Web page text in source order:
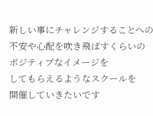
新しい事にチャレンジすることへの
不安や心配を吹き飛ばすくらいの
ポジティブなイメージを
してもらえるようなスクールを
開催していきたいです